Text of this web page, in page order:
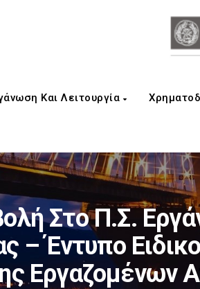
Και Λειτουργία
Στο Π.Σ.
– Έντυπο
Εργαζομένων